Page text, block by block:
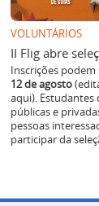
VOLUNTÁRIOS
II Flig abre
Inscrições
12 de agosto
aqui). Estudantes
públicas e
pessoas
participar da